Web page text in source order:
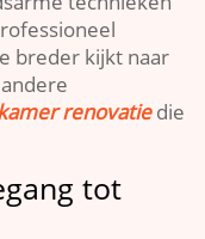
breder kijkt naar
renovatiedie
tot